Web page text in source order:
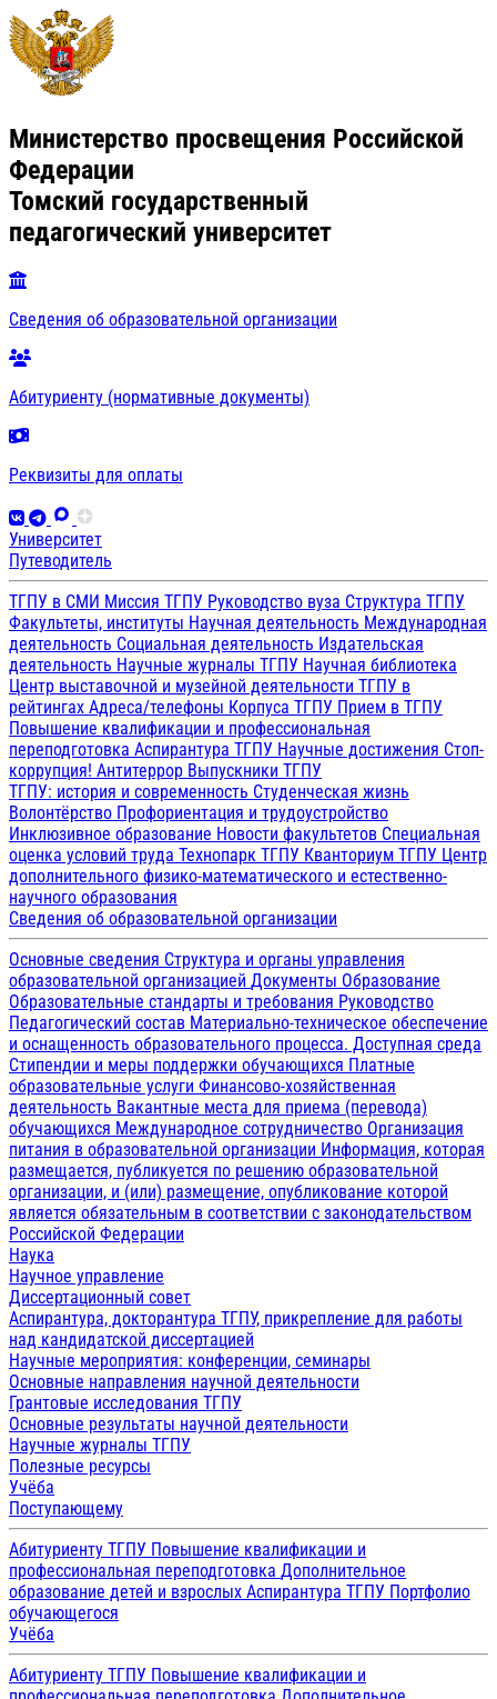
Министерство просвещения Российской
Федерации
Томский государственный
педагогический университет
Сведения об образовательной организации
Абитуриенту (нормативные документы)
Реквизиты для оплаты
Университет
Путеводитель
ТГПУ в СМИ Миссия ТГПУ Руководство вуза Структура ТГПУ
Факультеты, институты Научная деятельность Международная
деятельность Социальная деятельность Издательская
деятельность Научные журналы ТГПУ Научная библиотека
Центр выставочной и музейной деятельности ТГПУ в
рейтингах Адреса/телефоны Корпуса ТГПУ Прием в ТГПУ
Повышение квалификации и профессиональная
переподготовка Аспирантура ТГПУ Научные достижения Стоп-
коррупция! Антитеррор Выпускники ТГПУ
ТГПУ: история и современность Студенческая жизнь
Волонтёрство Профориентация и трудоустройство
Инклюзивное образование Новости факультетов Специальная
оценка условий труда Технопарк ТГПУ Кванториум ТГПУ Центр
дополнительного физико-математического и естественно-
научного образования
Сведения об образовательной организации
Основные сведения Структура и органы управления
образовательной организацией Документы Образование
Образовательные стандарты и требования Руководство
Педагогический состав Материально-техническое обеспечение
и оснащенность образовательного процесса. Доступная среда
Стипендии и меры поддержки обучающихся Платные
образовательные услуги Финансово-хозяйственная
деятельность Вакантные места для приема (перевода)
обучающихся Международное сотрудничество Организация
питания в образовательной организации Информация, которая
размещается, публикуется по решению образовательной
организации, и (или) размещение, опубликование которой
является обязательным в соответствии с законодательством
Российской Федерации
Наука
Научное управление
Диссертационный совет
Аспирантура, докторантура ТГПУ, прикрепление для работы
над кандидатской диссертацией
Научные мероприятия: конференции, семинары
Основные направления научной деятельности
Грантовые исследования ТГПУ
Основные результаты научной деятельности
Научные журналы ТГПУ
Полезные ресурсы
Учёба
Поступающему
Абитуриенту ТГПУ Повышение квалификации и
профессиональная переподготовка Дополнительное
образование детей и взрослых Аспирантура ТГПУ Портфолио
обучающегося
Учёба
Абитуриенту ТГПУ Повышение квалификации и